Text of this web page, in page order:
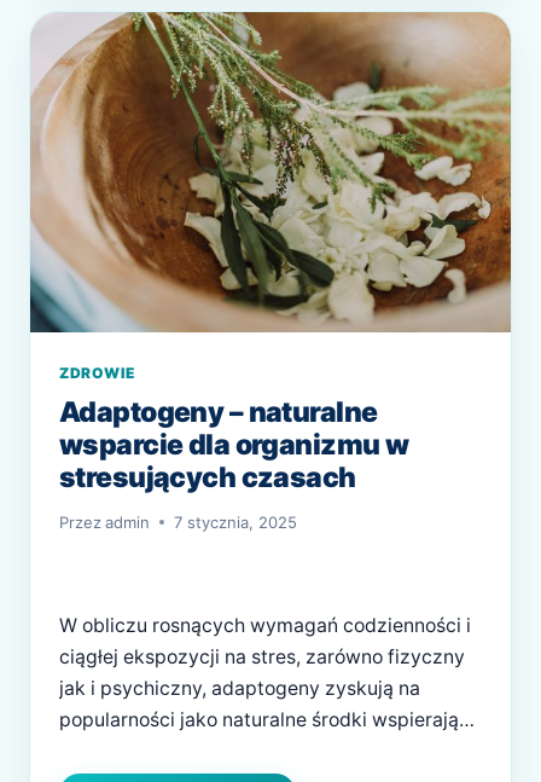
ogólnego samopoczucia. Właściwości
zdrowotne żelaza 1. Wspomaga transport tlenu
Żelazo odpowiada za wiązanie i transport
tlenu…
DLA
ZDROWIA
ZDROWIE
Adaptogeny – naturalne
wsparcie dla organizmu w
stresujących czasach
Przezadmin 7 stycznia, 2025
W obliczu rosnących wymagań codzienności i
ciągłej ekspozycji na stres, zarówno fizyczny
jak i psychiczny, adaptogeny zyskują na
popularności jako naturalne środki wspierające